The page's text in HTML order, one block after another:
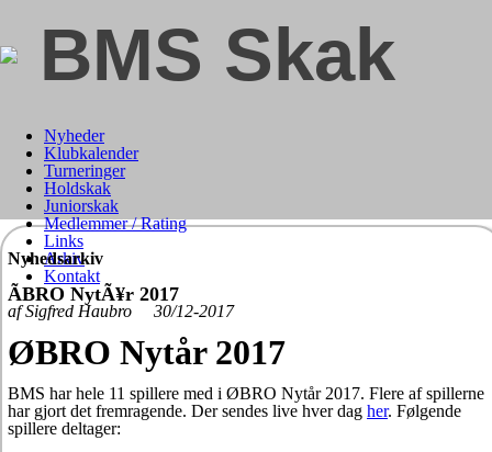
BMS Skak
Nyheder
Klubkalender
Turneringer
Holdskak
Juniorskak
Medlemmer / Rating
Links
Arkiv
Kontakt
Nyhedsarkiv
ÃBRO NytÃ¥r 2017
af Sigfred Haubro 30/12-2017
ØBRO Nytår 2017
BMS har hele 11 spillere med i ØBRO Nytår 2017. Flere af spillerne
har gjort det fremragende. Der sendes live hver dag her. Følgende
spillere deltager: